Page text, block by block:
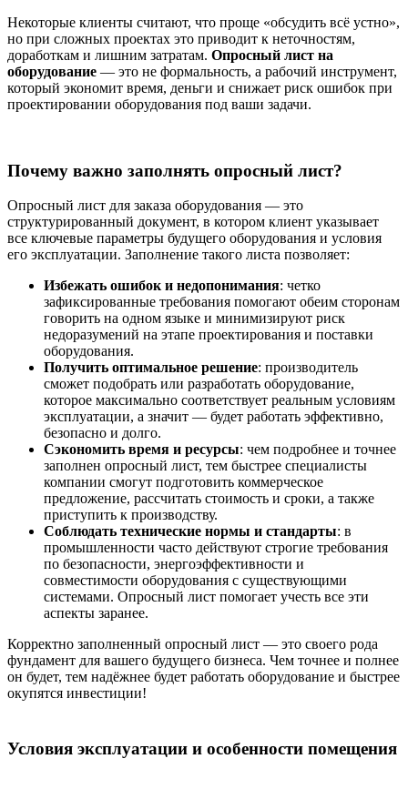
Некоторые клиенты считают, что проще «обсудить всё устно»,
но при сложных проектах это приводит к неточностям,
доработкам и лишним затратам. Опросный лист на
оборудование — это не формальность, а рабочий инструмент,
который экономит время, деньги и снижает риск ошибок при
проектировании оборудования под ваши задачи.
Почему важно заполнять опросный лист?
Опросный лист для заказа оборудования — это
структурированный документ, в котором клиент указывает
все ключевые параметры будущего оборудования и условия
его эксплуатации. Заполнение такого листа позволяет:
Избежать ошибок и недопонимания: четко
зафиксированные требования помогают обеим сторонам
говорить на одном языке и минимизируют риск
недоразумений на этапе проектирования и поставки
оборудования.
Получить оптимальное решение: производитель
сможет подобрать или разработать оборудование,
которое максимально соответствует реальным условиям
эксплуатации, а значит — будет работать эффективно,
безопасно и долго.
Сэкономить время и ресурсы: чем подробнее и точнее
заполнен опросный лист, тем быстрее специалисты
компании смогут подготовить коммерческое
предложение, рассчитать стоимость и сроки, а также
приступить к производству.
Соблюдать технические нормы и стандарты: в
промышленности часто действуют строгие требования
по безопасности, энергоэффективности и
совместимости оборудования с существующими
системами. Опросный лист помогает учесть все эти
аспекты заранее.
Корректно заполненный опросный лист — это своего рода
фундамент для вашего будущего бизнеса. Чем точнее и полнее
он будет, тем надёжнее будет работать оборудование и быстрее
окупятся инвестиции!
Условия эксплуатации и особенности помещения